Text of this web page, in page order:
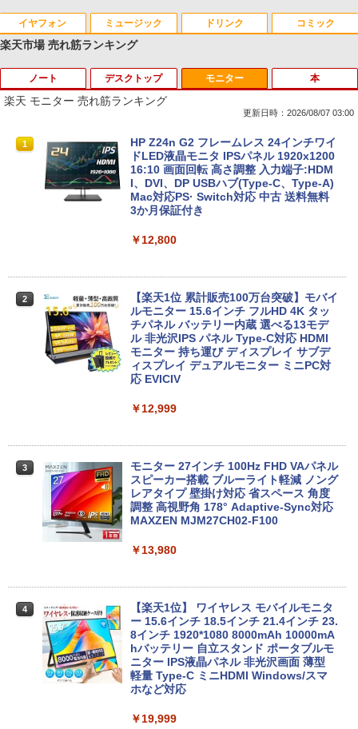
イヤフォン
Anker Soundcore P40i オフホワイト
￥7,990
Anker Soundcore P31i ブラック
￥5,990
ンク
￥-
【2026年アップグレード版】AOKIMI ワイヤ
軽量 ブルートゥースHi-Fi 最大36時間再生 ぶ
学/WEB会議(ホワイト)
￥1,964
Xiaomi シャオミ REDMI Buds 8 Lite ワイヤ
レスイヤホン Bluetooth 5.4 ノイズキャンセ
ミュージック
BRUCE WAYNE feat. Flo Milli, ATL Jacob
[Explicit]
BRUCE WAYNE feat. Flo Milli, ATL Jacob
[Explicit]
￥250
On My Road (Stadium ver.)
￥250
BUGS LIFE
￥250
ドリンク
【Amazon.co.jp限定】 い・ろ・は・す 2L P
ET ラベルレス ×8本
by Amazon 天然水 ラベルレス 500ml ×24本
富士山の天然水 バナジウム含有 水 ミネラル
ウォーター ペットボトル 静岡県産 500ミリリ
by Amazon 炭酸水 ラベルレス 500ml ×24本
強炭酸水 ペットボトル 500ミリリットル (Sm
art Basic)
￥1,625
コカ・コーラ やかんの麦茶 from 爽健美茶 ラ
ベルレス 650mlPET×24本
￥2,009
コミック
薬屋のひとりごと 17巻 (デジタル版ビッグガ
ンガンコミックス)
異世界居酒屋「のぶ」(22) (角川コミックス・
エース)
クスDIGITAL)
￥594
HUNTER×HUNTER モノクロ版 39 (ジャンプ
スーパーの裏でヤニ吸うふたり 9巻 (デジタル
版ビッグガンガンコミックス)
￥810
楽天市場 売れ筋ランキング
ノート
1
【期間限定★新品無線マウス付】中古ノ
ートパソコン Windows11 Office2019搭
載 15.6型 テンキー付き Celeron 第8世代
Core i3 Core i5 メモリ4GB/16GB SSD1
28GB～1TB Webカメラ DVD 無線LAN
店長おまかせPC 初期設定済 送料無料
往復送料込！パソコンレンタルハイスペ
ックモデルCore i7/16G/SSD/カメラ付き
（4週間延長）【Office2024セット】イ
ンストール済※この商品はレンタルで
す。販売品ではありません。ご了承下さ
い。
￥14,300
3
ノートパソコン14インチ 極軽量約965g
富士通 LIFEBOOK U748 高性能第7世代
Core i5-7300U カメラ内蔵 メモリ最大16
GB SSD1TB 薄い軽い FHD液晶 type-C
WIFI Bluetooth 中古ノートパソコン Off
ftOffice2024可 Windows11
【マラソンセール期間中ポイント5倍】中
古ノートパソコン 第11世代 Core i5 メモ
リ16GB M.2 SSD256GB 13.3インチ フ
ルHD ノングレア Webカメラ 無線LAN
Wi-Fi Bluetooth Windows11 東芝 dyna
日保証 送料無料
デスクトップ
1
ポイント10倍 中古パソコン デスクトッ
プパソコン Windows 11【Office付】
【Windows 11 Pro 64Bit搭載】DELL O
ptiplexシリーズ Core i5搭載/4G/新品SS
D 120GB/DVD-ROM/送料無料【オプショ
ン色々有】
￥24,800
2
【エントリーでポイント100％還元のチ
ャンス】GMKtec ミニpc G3 Pro Intel C
ore i3 10110U 16GB DDR4 64GBまで増
設 512GB SSD M.2 2242 最大8TB Wind
ows11 Pro mini pc 4.1GHz WIFI6 BT5.
2 小型PC VESA対応 ミニパソコン 2画面
高性能 みにpc nucbox 省エネ デスクト
[VETESA正規販売店]デスクトップパソ
コン PC 一体型 新品 Windows11 27型 C
ore i7 第4世代 Office付き メモリ16GB
SSD512GB 初期設定済 ホワイト ブラッ
GMKtec GMK-K8 PLUS-32/1T-W11Pro
(8845HS)
￥124,800
モニター
楽天 モニター 売れ筋ランキング
更新日時：2026/08/07 03:00
1
HP Z24n G2 フレームレス 24インチワイ
ドLED液晶モニタ IPSパネル 1920x1200
16:10 画面回転 高さ調整 入力端子:HDM
I、DVI、DP USBハブ(Type-C、Type-A)
Mac対応PS· Switch対応 中古 送料無料
3か月保証付き
￥12,800
2
【楽天1位 累計販売100万台突破】モバイ
ルモニター 15.6インチ フルHD 4K タッ
チパネル バッテリー内蔵 選べる13モデ
ル 非光沢IPS パネル Type-C対応 HDMI
モニター 持ち運び ディスプレイ サブデ
ィスプレイ デュアルモニター ミニPC対
応 EVICIV
￥12,999
3
モニター 27インチ 100Hz FHD VAパネル
スピーカー搭載 ブルーライト軽減 ノング
レアタイプ 壁掛け対応 省スペース 角度
調整 高視野角 178° Adaptive-Sync対応
MAXZEN MJM27CH02-F100
￥13,980
4
【楽天1位】 ワイヤレス モバイルモニタ
ー 15.6インチ 18.5インチ 21.4インチ 23.
8インチ 1920*1080 8000mAh 10000mA
hバッテリー 自立スタンド ポータブルモ
ニター IPS液晶パネル 非光沢画面 薄型
軽量 Type-C ミニHDMI Windows/スマ
ホなど対応
￥19,999
本